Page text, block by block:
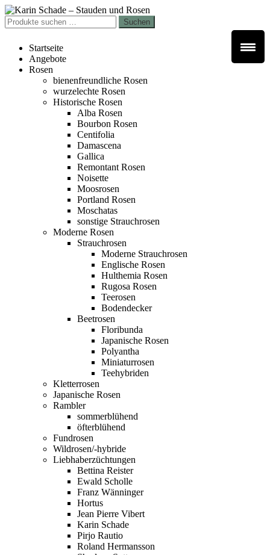
Zur
Navigation
springen
Zum
Inhalt
springen
Suchen
nach:
Suchen
Startseite
Angebote
Rosen
bienenfreundliche Rosen
wurzelechte Rosen
Historische Rosen
Alba Rosen
Bourbon Rosen
Centifolia
Damascena
Gallica
Remontant Rosen
Noisette
Moosrosen
Portland Rosen
Moschatas
sonstige Strauchrosen
Moderne Rosen
Strauchrosen
Moderne Strauchrosen
Englische Rosen
Hulthemia Rosen
Rugosa Rosen
Teerosen
Bodendecker
Beetrosen
Floribunda
Japanische Rosen
Polyantha
Miniaturrosen
Teehybriden
Kletterrosen
Japanische Rosen
Rambler
sommerblühend
öfterblühend
Fundrosen
Wildrosen/-hybride
Liebhaberzüchtungen
Bettina Reister
Ewald Scholle
Franz Wänninger
Hortus
Jean Pierre Vibert
Karin Schade
Pirjo Rautio
Roland Hermansson